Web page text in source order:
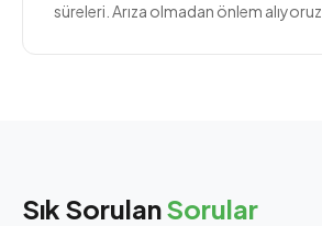
süreleri. Arıza olmadan önlem alıyoruz.
Sık SorulanSorular